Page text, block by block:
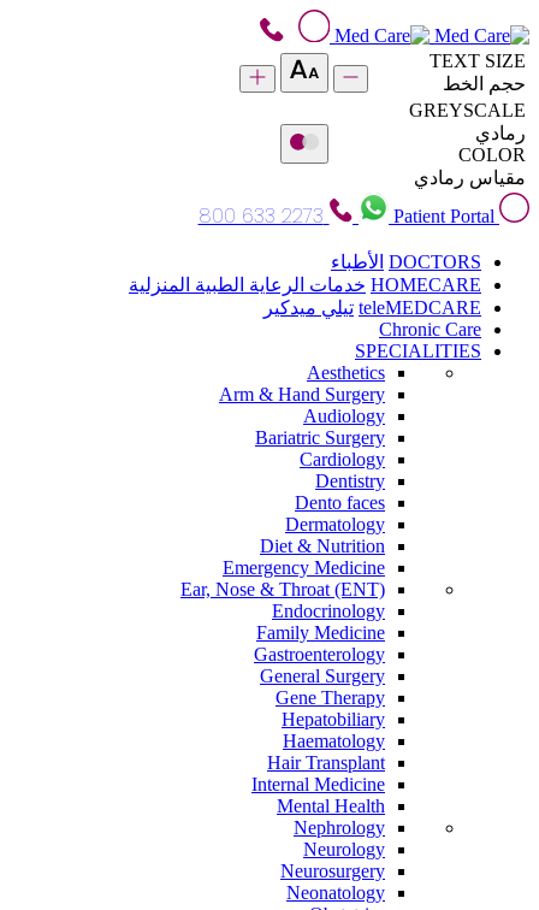
TEXT SIZE
حجم الخط
GREYSCALE
رمادي
COLOR
مقياس رمادي
Patient Portal
800 633 2273
DOCTORS الأطباء
HOMECARE خدمات الرعاية الطبية المنزلية
teleMEDCARE تيلي ميدكير
Chronic Care
SPECIALITIES
Aesthetics
Arm & Hand Surgery
Audiology
Bariatric Surgery
Cardiology
Dentistry
Dento faces
Dermatology
Diet & Nutrition
Emergency Medicine
Ear, Nose & Throat (ENT)
Endocrinology
Family Medicine
Gastroenterology
General Surgery
Gene Therapy
Hepatobiliary
Haematology
Hair Transplant
Internal Medicine
Mental Health
Nephrology
Neurology
Neurosurgery
Neonatology